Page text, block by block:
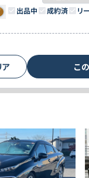
出品中
成約済 リ
ア こ